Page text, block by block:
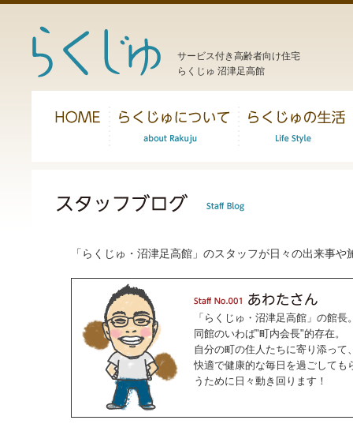
サービス付き高齢者向け住宅
らくじゅ 沼津足高館
「らくじゅ・沼津足高館」のスタッフが日々の出来事
「らくじゅ・沼津足高館」の館長
同館のいわば"町内会長"的存在。
自分の町の住人たちに寄り添って
快適で健康的な毎日を過ごしても
うために日々動き回ります！